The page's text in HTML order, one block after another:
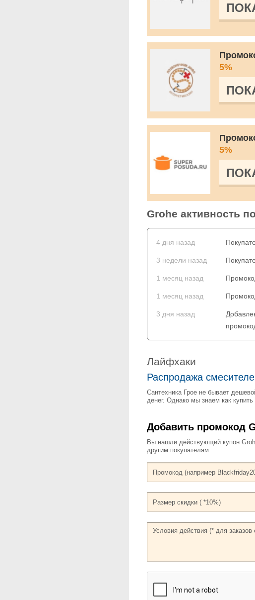
5%
5%
Grohe активность
4 дня назад
3 недели назад
1 месяц назад
1 месяц назад
3 дня назад
Лайфхаки
Распродажа
Сантехника Грое не бывает
денег. Однако мы знаем как
Добавить промокод
Вы нашли действующий купон
другим покупателям